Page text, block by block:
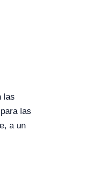
las
las
a un